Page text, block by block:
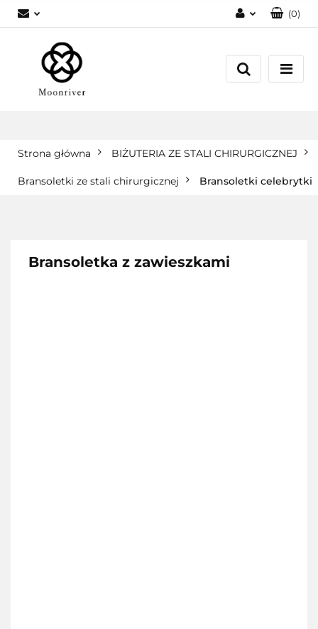
Zarejestruj się
(0)
Strona główna BIŻUTERIA ZE STALI CHIRURGICZNEJ
Bransoletki ze stali chirurgicznej Bransoletki celebrytki
Bransoletka z zawieszkami